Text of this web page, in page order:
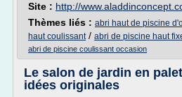
Site : http://
Thèmes liés : abri haut de piscine
haut coulissant/ abri de piscine haut
abri de piscine coulissant occasion
Le salon de jardin en
idées originales